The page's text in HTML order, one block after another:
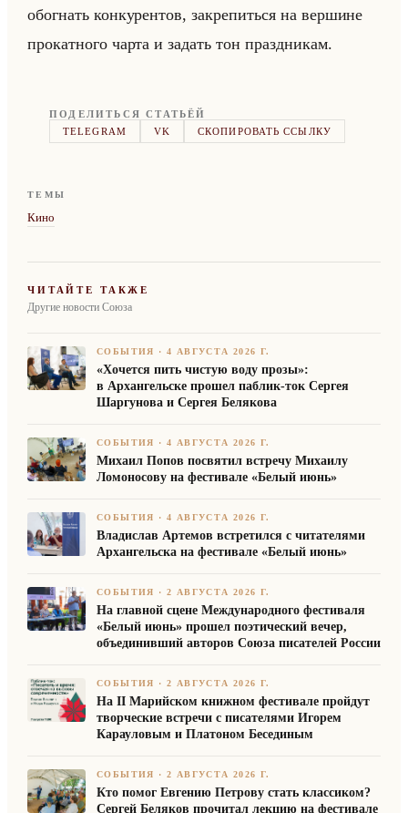
обо­гнать кон­ку­рен­тов, за­кре­питься на вер­шине
про­кат­но­го чарта и за­дать тон празд­ни­кам.
ПОДЕЛИТЬСЯ СТАТЬЁЙ
TELEGRAM
VK СКОПИРОВАТЬ ССЫЛКУ
ТЕМЫ
Кино
ЧИТАЙТЕ ТАКЖЕ
Другие новости Союза
СОБЫТИЯ ·4 АВГУСТА 2026 Г.
«Хочется пить чистую воду прозы»:
в Архангельске прошел паблик-ток Сергея
Шаргунова и Сергея Белякова
СОБЫТИЯ ·4 АВГУСТА 2026 Г.
Михаил Попов посвятил встречу Михаилу
Ломоносову на фестивале «Белый июнь»
СОБЫТИЯ ·4 АВГУСТА 2026 Г.
Владислав Артемов встретился с читателями
Архангельска на фестивале «Белый июнь»
СОБЫТИЯ ·2 АВГУСТА 2026 Г.
На главной сцене Международного фестиваля
«Белый июнь» прошел поэтический вечер,
объединивший авторов Союза писателей России
СОБЫТИЯ ·2 АВГУСТА 2026 Г.
На II Марийском книжном фестивале пройдут
творческие встречи с писателями Игорем
Карауловым и Платоном Бесединым
СОБЫТИЯ ·2 АВГУСТА 2026 Г.
Кто помог Евгению Петрову стать классиком?
Сергей Беляков прочитал лекцию на фестивале